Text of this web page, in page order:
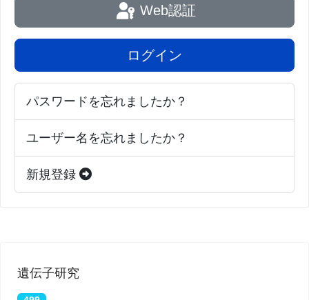
Web認証
ログイン
パスワードを忘れましたか？
ユーザー名を忘れましたか？
新規登録
遺伝子研究